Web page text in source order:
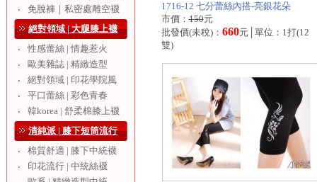
‧
免脫褲｜私密處雕空襪
絕對領域 | 大腿膝上襪
‧
性感蕾絲 | 情趣惹火
‧
歐美雜誌 | 精緻造型
‧
絕對領域 | 印花學院風
‧
平口蕾絲 | 彩色青春
‧
韓korea | 舒柔棉膝上襪
清純派 | 膝下短筒流行
‧
棉質舒適 | 膝下中統襪
‧
印花流行 | 中統絲襪
1716-12 七分蕾絲內搭-亮銀花朵
市價：150元
批發價(未稅)： 660元│單位：1打(12
雙)